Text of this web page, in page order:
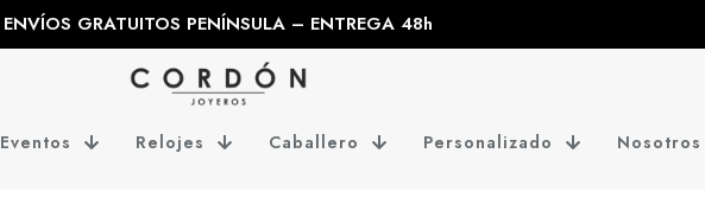
ENVÍOS GRATUITOS PENÍNSULA – ENTREGA 48h
Eventos Relojes Caballero Personalizado Nosotros